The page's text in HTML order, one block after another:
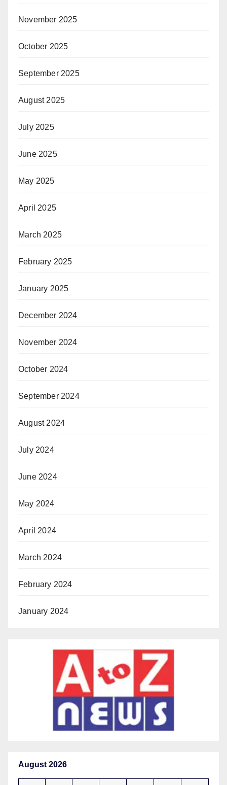
November 2025
October 2025
September 2025
August 2025
July 2025
June 2025
May 2025
April 2025
March 2025
February 2025
January 2025
December 2024
November 2024
October 2024
September 2024
August 2024
July 2024
June 2024
May 2024
April 2024
March 2024
February 2024
January 2024
August 2026